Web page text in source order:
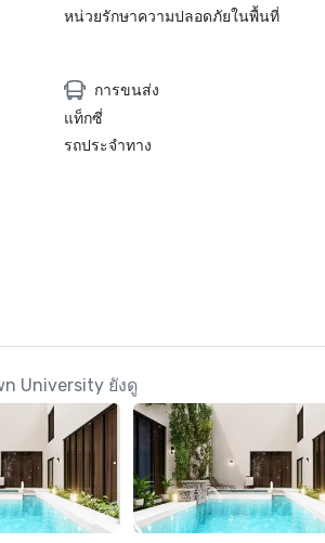
หน่วยรักษาความปลอดภัยในพื้นที่
การขนส่ง
แท็กซี่
รถประจำทาง
University ยังดู